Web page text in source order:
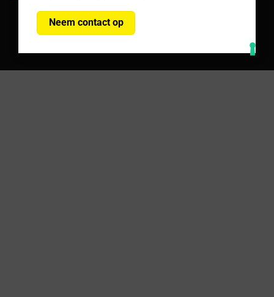
Neem contact op